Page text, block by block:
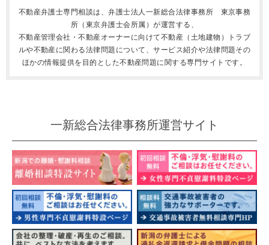
不動産弁護士専門相談は、弁護士法人一新総合法律事務所 東京事務
所（東京弁護士会所属）が運営する、
不動産管理会社・不動産オーナーに向けて不動産（土地建物）トラブ
ルや不動産に関わる法律問題について、サービス紹介や法律問題その
ほかの情報提供を目的とした不動産問題に関する専門サイトです。
一新総合法律事務所運営サイト